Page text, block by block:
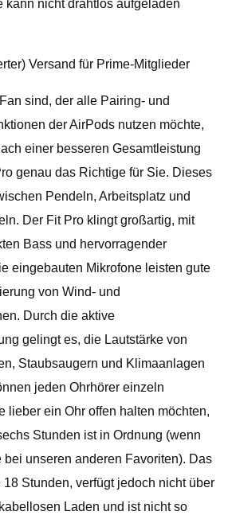
kann nicht drahtlos aufgeladen
Versand für Prime-Mitglieder
sind, der alle Pairing- und
der AirPods nutzen möchte,
einer besseren Gesamtleistung
genau das Richtige für Sie. Dieses
Pendeln, Arbeitsplatz und
Der Fit Pro klingt großartig, mit
Bass und hervorragender
eingebauten Mikrofone leisten gute
von Wind- und
Durch die aktive
gelingt es, die Lautstärke von
Staubsaugern und Klimaanlagen
jeden Ohrhörer einzeln
lieber ein Ohr offen halten möchten,
Stunden ist in Ordnung (wenn
bei unseren anderen Favoriten). Das
18 Stunden, verfügt jedoch nicht über
Laden und ist nicht so